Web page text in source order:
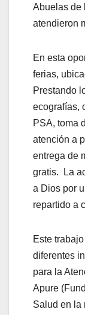
Abuelas de
atendieron
En esta
ferias,
Prestando
ecografías,
PSA, toma
atención a
entrega de
gratis. La
a Dios por
repartido a
Este
diferentes
para la
Apure
Salud en la